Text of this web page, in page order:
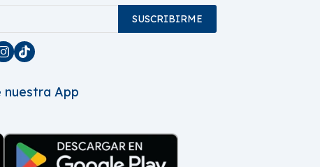
SUSCRIBIRME

App